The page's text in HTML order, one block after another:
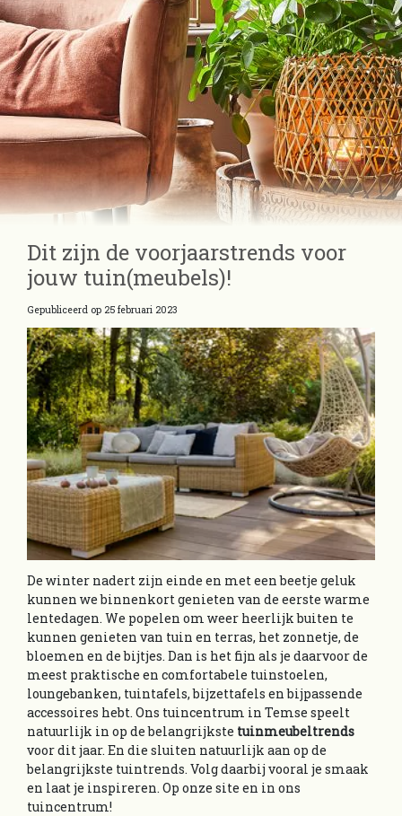
Dit zijn de voorjaarstrends voor
jouw tuin(meubels)!
Gepubliceerd op 25 februari 2023
De winter nadert zijn einde en met een beetje geluk
kunnen we binnenkort genieten van de eerste warme
lentedagen. We popelen om weer heerlijk buiten te
kunnen genieten van tuin en terras, het zonnetje, de
bloemen en de bijtjes. Dan is het fijn als je daarvoor de
meest praktische en comfortabele tuinstoelen,
loungebanken, tuintafels, bijzettafels en bijpassende
accessoires hebt. Ons tuincentrum in Temse speelt
natuurlijk in op de belangrijkste tuinmeubeltrends
voor dit jaar. En die sluiten natuurlijk aan op de
belangrijkste tuintrends. Volg daarbij vooral je smaak
en laat je inspireren. Op onze site en in ons
tuincentrum!